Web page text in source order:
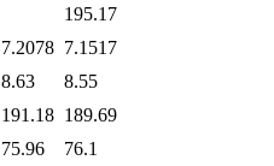
195.17
7.2078 7.1517
8.63
8.55
191.18 189.69
75.96
76.1